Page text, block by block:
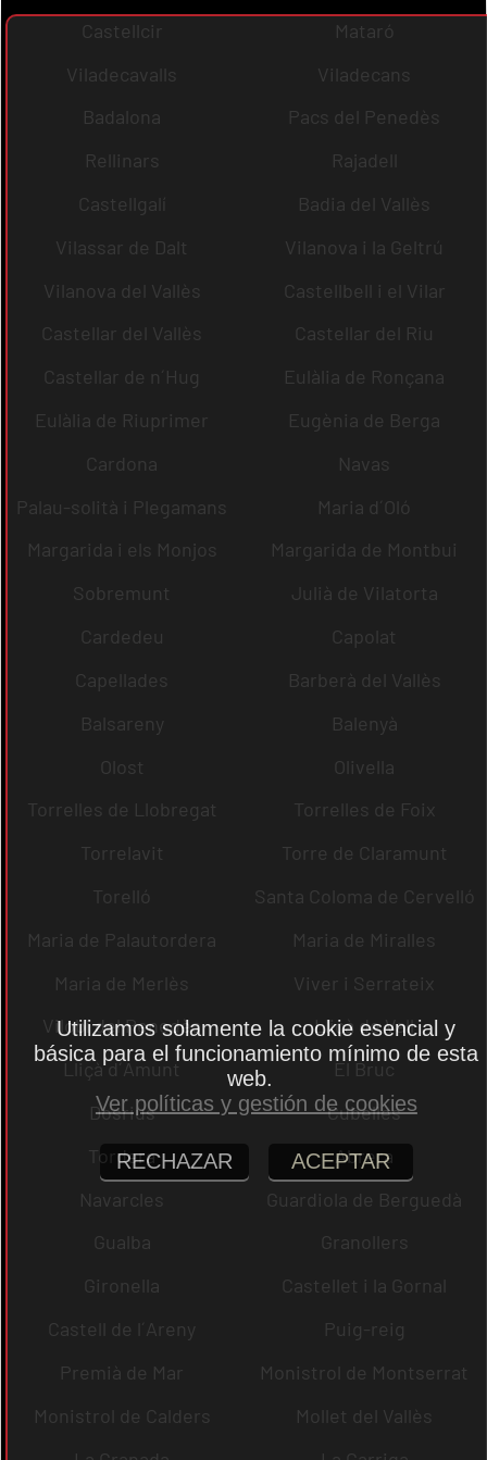
Castellcir
Mataró
Viladecavalls
Viladecans
Badalona
Pacs del Penedès
Rellinars
Rajadell
Castellgalí
Badia del Vallès
Vilassar de Dalt
Vilanova i la Geltrú
Vilanova del Vallès
Castellbell i el Vilar
Castellar del Vallès
Castellar del Riu
Castellar de n´Hug
Eulàlia de Ronçana
Eulàlia de Riuprimer
Eugènia de Berga
Cardona
Navas
Palau-solità i Plegamans
Maria d´Oló
Margarida i els Monjos
Margarida de Montbui
Sobremunt
Julià de Vilatorta
Cardedeu
Capolat
Capellades
Barberà del Vallès
Balsareny
Balenyà
Olost
Olivella
Torrelles de Llobregat
Torrelles de Foix
Torrelavit
Torre de Claramunt
Torelló
Santa Coloma de Cervelló
Maria de Palautordera
Maria de Miralles
Maria de Merlès
Viver i Serrateix
Vilobí del Penedès
Lliçà de Vall
Lliçà d´Amunt
El Bruc
Dosrius
Cubelles
Tordera
Abrera
Navarcles
Guardiola de Berguedà
Gualba
Granollers
Gironella
Castellet i la Gornal
Castell de l´Areny
Puig-reig
Premià de Mar
Monistrol de Montserrat
Monistrol de Calders
Mollet del Vallès
Utilizamos solamente la cookie esencial y
básica para el funcionamiento mínimo de esta
web.
Ver políticas y gestión de cookies
RECHAZAR ACEPTAR